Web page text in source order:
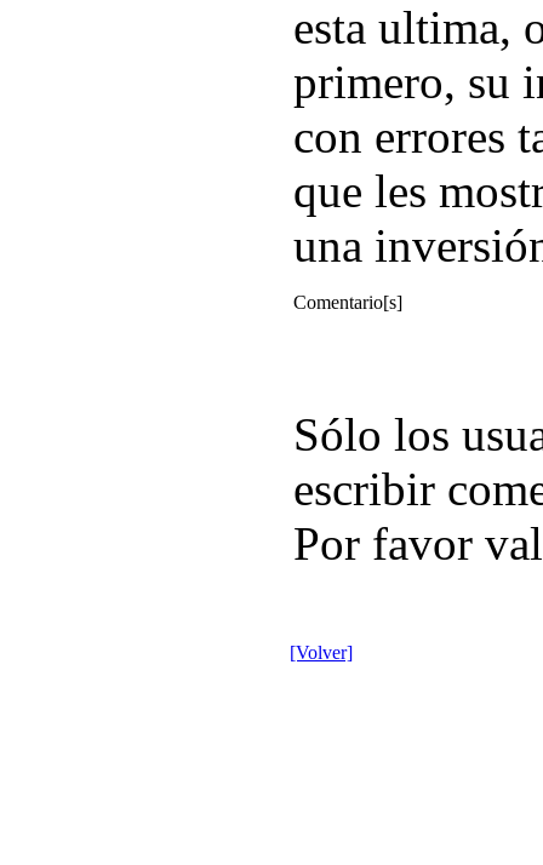
esta ultima,
primero, su
con errores
que les
una
Comentario[s]
Sólo los
escribir
Por favor
[Volver]